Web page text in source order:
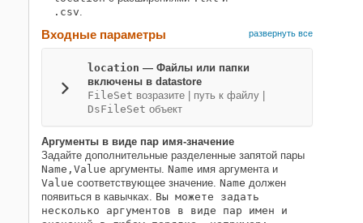
.csv.
Входные параметры развернуть все
location — Файлы или папки
включены в datastore
FileSet возразите путь к файлу
DsFileSet объект
Аргументы в виде пар имя-значение
Задайте дополнительные разделенные запятой пары
Name,Value аргументы. Name имя аргумента и
Value соответствующее значение. Name должен
появиться в кавычках. Вы можете задать
несколько аргументов в виде пар имен и